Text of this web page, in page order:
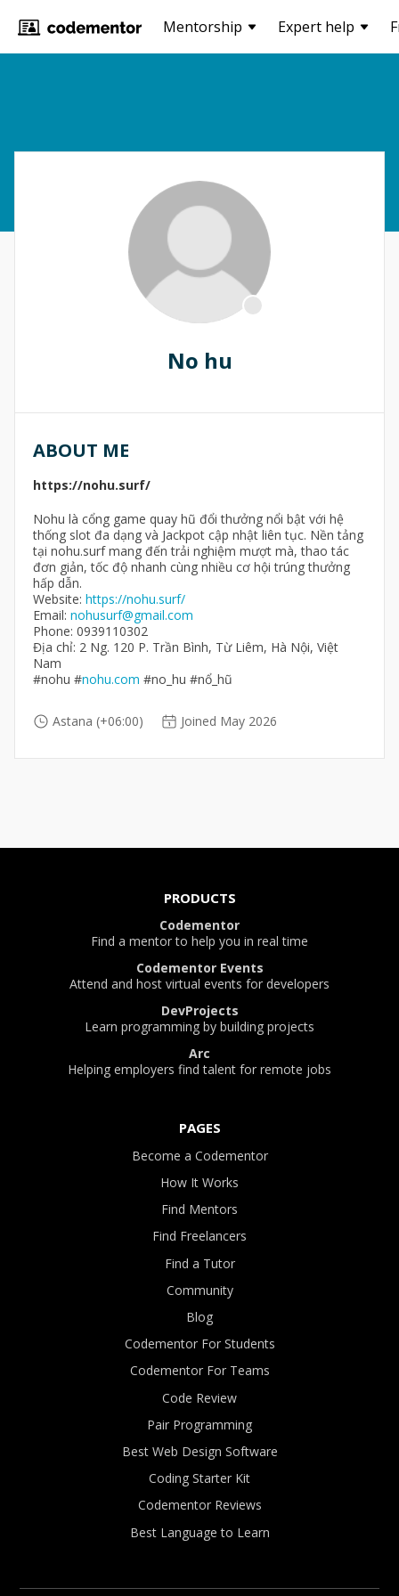
Mentorship Expert help
No hu
ABOUT ME
https://nohu.surf/
Nohu là cổng game quay hũ đổi thưởng nổi bật với hệ
thống slot đa dạng và Jackpot cập nhật liên tục. Nền tảng
tại nohu.surf mang đến trải nghiệm mượt mà, thao tác
đơn giản, tốc độ nhanh cùng nhiều cơ hội trúng thưởng
hấp dẫn.
Website: https://nohu.surf/
Email: nohusurf@gmail.com
Phone: 0939110302
Địa chỉ: 2 Ng. 120 P. Trần Bình, Từ Liêm, Hà Nội, Việt
Nam
#nohu #nohu.com #no_hu #nổ_hũ
Astana (+06:00) Joined May 2026
PRODUCTS
Codementor
Find a mentor to help you in real time
Codementor Events
Attend and host virtual events for developers
DevProjects
Learn programming by building projects
Arc
Helping employers find talent for remote jobs
PAGES
Become a Codementor
How It Works
Find Mentors
Find Freelancers
Find a Tutor
Community
Blog
Codementor For Students
Codementor For Teams
Code Review
Pair Programming
Best Web Design Software
Coding Starter Kit
Codementor Reviews
Best Language to Learn